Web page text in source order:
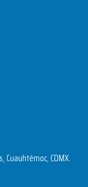
Cuauhtémoc, CDMX.